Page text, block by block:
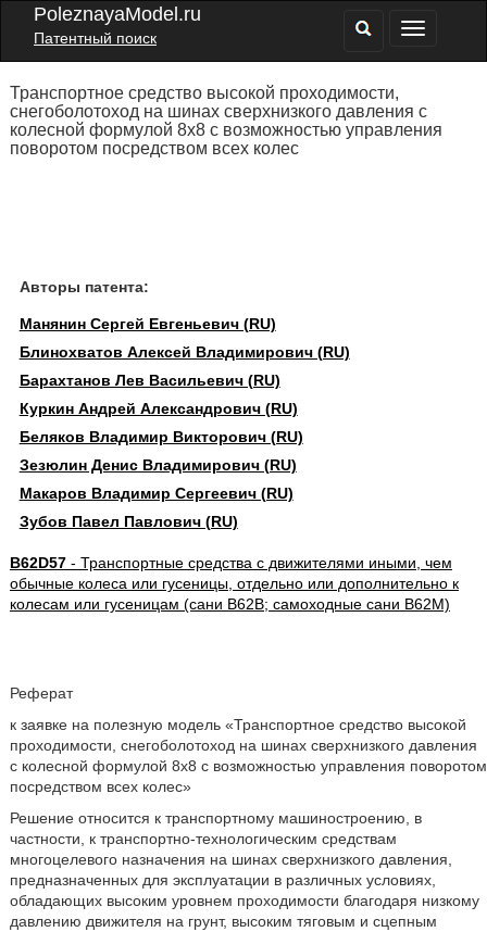
PoleznayaModel.ru
Патентный поиск
Транспортное средство высокой проходимости,
снегоболотоход на шинах сверхнизкого давления с
колесной формулой 8х8 с возможностью управления
поворотом посредством всех колес
Авторы патента:
Манянин Сергей Евгеньевич (RU)
Блинохватов Алексей Владимирович (RU)
Барахтанов Лев Васильевич (RU)
Куркин Андрей Александрович (RU)
Беляков Владимир Викторович (RU)
Зезюлин Денис Владимирович (RU)
Макаров Владимир Сергеевич (RU)
Зубов Павел Павлович (RU)
B62D57- Транспортные средства с движителями иными, чем
обычные колеса или гусеницы, отдельно или дополнительно к
колесам или гусеницам (сани B62B; самоходные сани B62M)
Реферат
к заявке на полезную модель «Транспортное средство высокой
проходимости, снегоболотоход на шинах сверхнизкого давления
с колесной формулой 8х8 с возможностью управления поворотом
посредством всех колес»
Решение относится к транспортному машиностроению, в
частности, к транспортно-технологическим средствам
многоцелевого назначения на шинах сверхнизкого давления,
предназначенных для эксплуатации в различных условиях,
обладающих высоким уровнем проходимости благодаря низкому
давлению движителя на грунт, высоким тяговым и сцепным